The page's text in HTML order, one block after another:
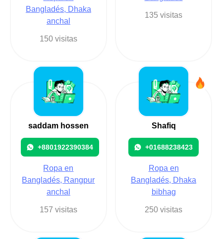
Bangladés, Dhaka
anchal
150 visitas
135 visitas
saddam hossen
+8801922390384
Ropa en
Bangladés, Rangpur
anchal
157 visitas
Shafiq
+01688238423
Ropa en
Bangladés, Dhaka
bibhag
250 visitas